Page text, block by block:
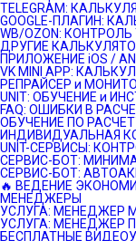
TELEGRAM:
GOOGLE-ПЛАГИН:
WB/OZON:
ДРУГИЕ
ПРИЛОЖЕНИЕ iOS /
VK MINI APP:
РЕПРАЙСЕР и
UNIT: ОБУЧЕНИЕ и
FAQ: ОШИБКИ В
ОБУЧЕНИЕ ПО
ИНДИВИДУАЛЬНАЯ
UNIT-СЕРВИСЫ:
СЕРВИС-БОТ:
СЕРВИС-БОТ:
🔥 ВЕДЕНИЕ
МЕНЕДЖЕРЫ
УСЛУГА: МЕНЕДЖЕР
УСЛУГА: МЕНЕДЖЕР
БЕСПЛАТНЫЕ